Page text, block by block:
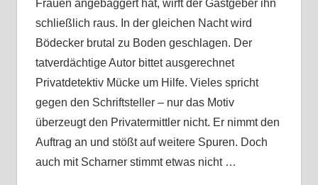
Frauen angebaggert hat, wirft der Gastgeber ihn
schließlich raus. In der gleichen Nacht wird
Bödecker brutal zu Boden geschlagen. Der
tatverdächtige Autor bittet ausgerechnet
Privatdetektiv Mücke um Hilfe. Vieles spricht
gegen den Schriftsteller – nur das Motiv
überzeugt den Privatermittler nicht. Er nimmt den
Auftrag an und stößt auf weitere Spuren. Doch
auch mit Scharner stimmt etwas nicht …